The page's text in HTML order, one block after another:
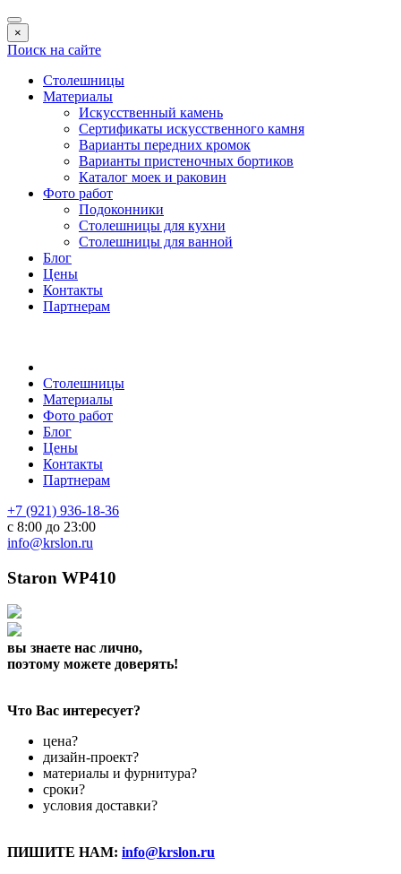
×
Поиск на сайте
Столешницы
Материалы
Искусственный камень
Сертификаты искусственного камня
Варианты передних кромок
Варианты пристеночных бортиков
Каталог моек и раковин
Фото работ
Подоконники
Столешницы для кухни
Столешницы для ванной
Блог
Цены
Контакты
Партнерам
Столешницы
Материалы
Фото работ
Блог
Цены
Контакты
Партнерам
+7 (921) 936-18-36
с 8:00 до 23:00
info@krslon.ru
Staron WP410
вы знаете нас лично,
поэтому можете доверять!
Что Вас интересует?
цена?
дизайн-проект?
материалы и фурнитура?
сроки?
условия доставки?
ПИШИТЕ НАМ: info@krslon.ru